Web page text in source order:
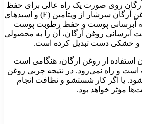
آرگان روی صورت یک راه عالی برای حفظ
رطوبت پوست است. روغن آرگان سرشار از ویتامین (E) و اسیدهای
پوست و حفظ رطوبت پوست
روغن آرگان، آن را به محصولی
و خشکی دست تبدیل کرده است.
استفاده از روغن ارگان، هنگامی است
و راه نمی‌رود. در نتیجه چربی روغن
یا اگر کار شستشو و نظافت انجام
مؤثر خواهد بود.